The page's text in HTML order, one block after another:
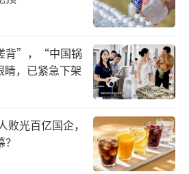
康IPO获受理，此次IPO拟
应估值超百亿元。
科康是一家致力于创新疫苗
生产和商业化的生物医药企
创新疫苗品种管线，覆盖传
背”，“中国锅
，已紧急下架
光百亿国企，